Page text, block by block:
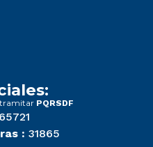
PQRSDF
: 31865